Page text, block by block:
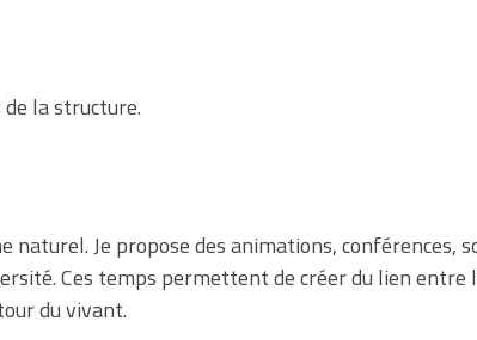
la structure.
Je propose des animations, conférences,
Ces temps permettent de créer du lien
du vivant.